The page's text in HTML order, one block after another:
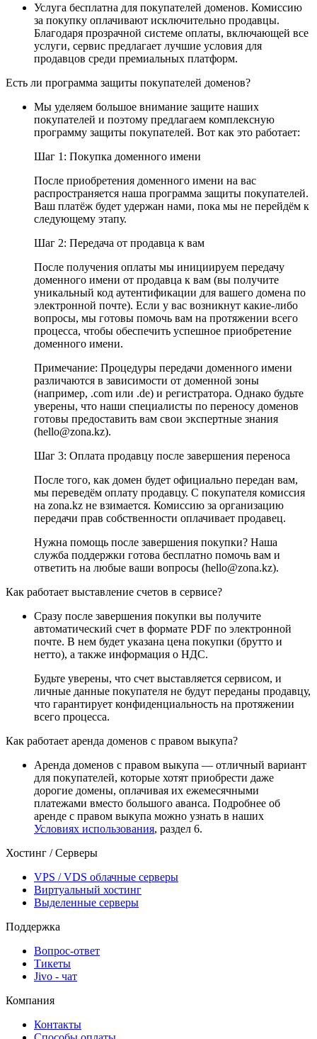
Услуга бесплатна для покупателей доменов. Комиссию
за покупку оплачивают исключительно продавцы.
Благодаря прозрачной системе оплаты, включающей все
услуги, сервис предлагает лучшие условия для
продавцов среди премиальных платформ.
Есть ли программа защиты покупателей доменов?
Мы уделяем большое внимание защите наших
покупателей и поэтому предлагаем комплексную
программу защиты покупателей. Вот как это работает:
Шаг 1: Покупка доменного имени
После приобретения доменного имени на вас
распространяется наша программа защиты покупателей.
Ваш платёж будет удержан нами, пока мы не перейдём к
следующему этапу.
Шаг 2: Передача от продавца к вам
После получения оплаты мы инициируем передачу
доменного имени от продавца к вам (вы получите
уникальный код аутентификации для вашего домена по
электронной почте). Если у вас возникнут какие-либо
вопросы, мы готовы помочь вам на протяжении всего
процесса, чтобы обеспечить успешное приобретение
доменного имени.
Примечание: Процедуры передачи доменного имени
различаются в зависимости от доменной зоны
(например, .com или .de) и регистратора. Однако будьте
уверены, что наши специалисты по переносу доменов
готовы предоставить вам свои экспертные знания
(hello@zona.kz).
Шаг 3: Оплата продавцу после завершения переноса
После того, как домен будет официально передан вам,
мы переведём оплату продавцу. С покупателя комиссия
на zona.kz не взимается. Комиссию за организацию
передачи прав собственности оплачивает продавец.
Нужна помощь после завершения покупки? Наша
служба поддержки готова бесплатно помочь вам и
ответить на любые ваши вопросы (hello@zona.kz).
Как работает выставление счетов в сервисе?
Сразу после завершения покупки вы получите
автоматический счет в формате PDF по электронной
почте. В нем будет указана цена покупки (брутто и
нетто), а также информация о НДС.
Будьте уверены, что счет выставляется сервисом, и
личные данные покупателя не будут переданы продавцу,
что гарантирует конфиденциальность на протяжении
всего процесса.
Как работает аренда доменов с правом выкупа?
Аренда доменов с правом выкупа — отличный вариант
для покупателей, которые хотят приобрести даже
дорогие домены, оплачивая их ежемесячными
платежами вместо большого аванса. Подробнее об
аренде с правом выкупа можно узнать в наших
Условиях использования, раздел 6.
Хостинг / Серверы
VPS / VDS облачные серверы
Виртуальный хостинг
Выделенные серверы
Поддержка
Вопрос-ответ
Тикеты
Jivo - чат
Компания
Контакты